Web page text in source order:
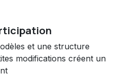
et une structure
modifications créent un